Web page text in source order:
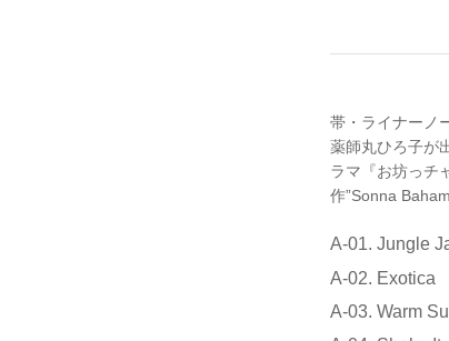
帯・ライナーノ
薬師丸ひろ子が
ラマ『お坊っチ
作”Sonna
A-01. Jungle
A-02. Exotica
A-03. Warm